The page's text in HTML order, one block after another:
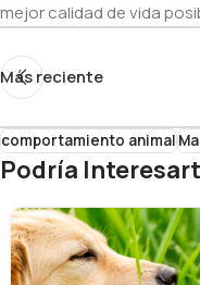
mejor calidad de vida
Más reciente
comportamiento animal
Podría